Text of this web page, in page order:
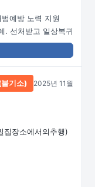
예방 노력 지원
. 선처받고 일상복귀
집장소에서의추행)
기소) 2025년 11월